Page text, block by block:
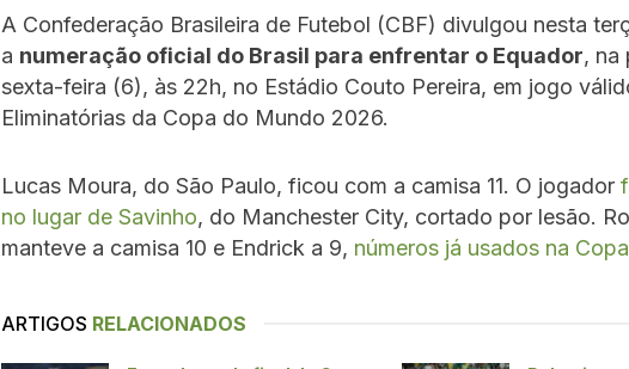
A Confederação Brasileira de Futebol (CBF) divulgou nesta
a numeração oficial do Brasil para enfrentar o Equador, na
sexta-feira (6), às 22h, no Estádio Couto Pereira, em jogo
Eliminatórias da Copa do Mundo 2026.
Lucas Moura, do São Paulo, ficou com a camisa 11. O jogador
no lugar de Savinho, do Manchester City, cortado por lesão.
manteve a camisa 10 e Endrick a 9, números já usados na
ARTIGOS RELACIONADOS